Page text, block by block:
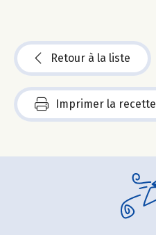
Retour à la liste
Imprimer la recette